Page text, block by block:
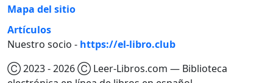
Mapa del sitio
Artículos
Nuestro socio - https://el-libro.club
Ⓒ 2023 - 2026 Ⓒ Leer-Libros.com — Biblioteca